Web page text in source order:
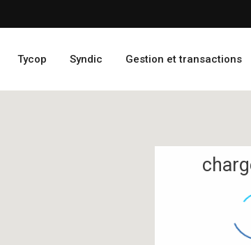
Tycop Syndic Gestion et transactions